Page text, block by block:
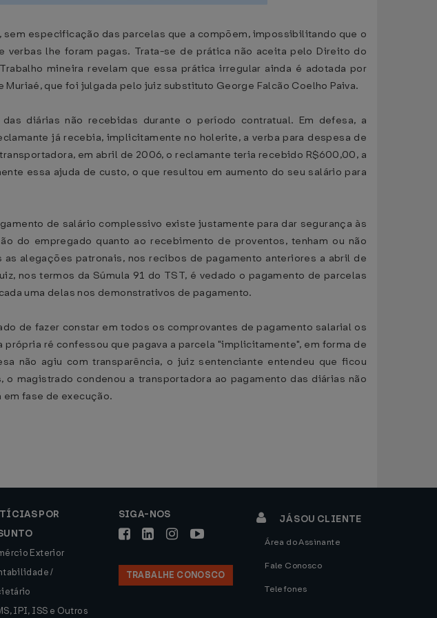
especificação das parcelas que a compõem, impossibilitando que o
lhe foram pagas. Trata-se de prática não aceita pelo Direito do
mineira revelam que essa prática irregular ainda é adotada por
que foi julgada pelo juiz substituto George Falcão Coelho Paiva.
diárias não recebidas durante o período contratual. Em defesa, a
já recebia, implicitamente no holerite, a verba para despesa de
em abril de 2006, o reclamante teria recebido R$600,00, a
essa ajuda de custo, o que resultou em aumento do seu salário para
de salário complessivo existe justamente para dar segurança às
do empregado quanto ao recebimento de proventos, tenham ou não
alegações patronais, nos recibos de pagamento anteriores a abril de
nos termos da Súmula 91 do TST, é vedado o pagamento de parcelas
uma delas nos demonstrativos de pagamento.
de fazer constar em todos os comprovantes de pagamento salarial os
ré confessou que pagava a parcela "implicitamente", em forma de
não agiu com transparência, o juiz sentenciante entendeu que ficou
magistrado condenou a transportadora ao pagamento das diárias não
fase de execução.
POR
Exterior
/
IPI, ISS e Outros
SIGA-NOS
TRABALHE CONOSCO
JÁ SOU CLIENTE
Área do Assinante
Fale Conosco
Telefones